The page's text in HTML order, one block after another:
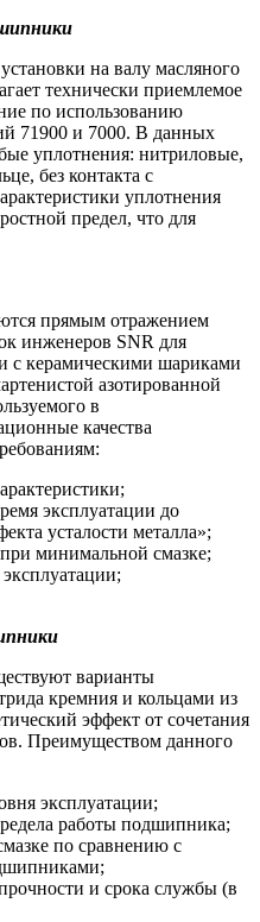
на валу масляного
технически приемлемое
по использованию
71900 и 7000. В данных
уплотнения: нитриловые,
без контакта с
уплотнения
предел, что для
прямым отражением
инженеров SNR для
с керамическими шариками
азотированной
в
качества
эксплуатации до
усталости металла»;
минимальной смазке;
варианты
кремния и кольцами из
эффект от сочетания
Преимуществом данного
эксплуатации;
работы подшипника;
по сравнению с
и срока службы (в